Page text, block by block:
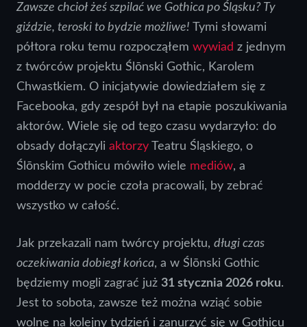
Zawsze chcioł żeś szpilać we Gothica po Śląsku? Ty
giździe, teroski to bydzie możliwe! Tymi słowami
półtora roku temu rozpocząłem wywiad z jednym
z twórców projektu Ślōnski Gothic, Karolem
Chwastkiem. O inicjatywie dowiedziałem się z
Facebooka, gdy zespół był na etapie poszukiwania
aktorów. Wiele się od tego czasu wydarzyło: do
obsady dołączyli aktorzy Teatru Śląskiego, o
Ślōnskim Gothicu mówiło wiele mediów, a
modderzy w pocie czoła pracowali, by zebrać
wszystko w całość.
Jak przekazali nam twórcy projektu, długi czas
oczekiwania dobiegł końca, a w Ślōnski Gothic
będziemy mogli zagrać już 31 stycznia 2026 roku.
Jest to sobota, zawsze też można wziąć sobie
wolne na kolejny tydzień i zanurzyć się w Gothicu